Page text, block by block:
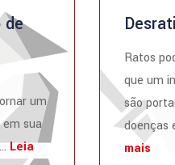
de
um
sua
Leia
Ratos
que um
são
doenças
mais